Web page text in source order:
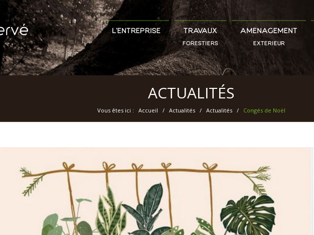
L’ENTREPRISE TRAVAUX
FORESTIERS
AMÉNAGEMENT
EXTÉRIEUR
ACTUALITÉS
Vous êtes ici : Accueil / Actualités / Actualités / Congés de Noël